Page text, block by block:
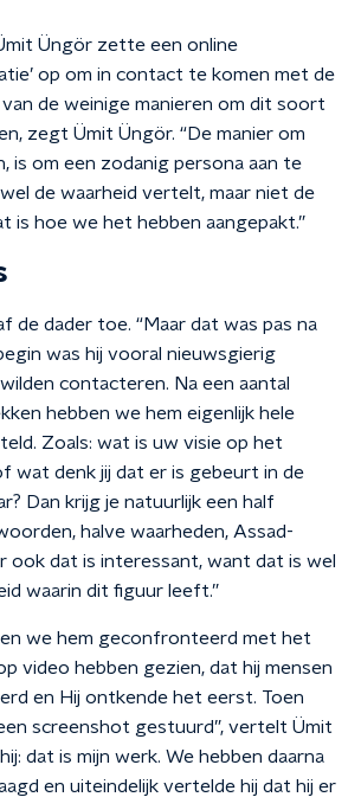
Üngör zette een online
op om in contact te komen met de
de weinige manieren om dit soort
zegt Ümit Üngör. “De manier om
is om een zodanig persona aan te
de waarheid vertelt, maar niet de
is hoe we het hebben aangepakt.”
de dader toe. “Maar dat was pas na
was hij vooral nieuwsgierig
contacteren. Na een aantal
hebben we hem eigenlijk hele
Zoals: wat is uw visie op het
wat denk jij dat er is gebeurt in de
Dan krijg je natuurlijk een half
halve waarheden, Assad-
ook dat is interessant, want dat is wel
waarin dit figuur leeft.”
we hem geconfronteerd met het
video hebben gezien, dat hij mensen
en Hij ontkende het eerst. Toen
screenshot gestuurd”, vertelt Ümit
dat is mijn werk. We hebben daarna
en uiteindelijk vertelde hij dat hij er